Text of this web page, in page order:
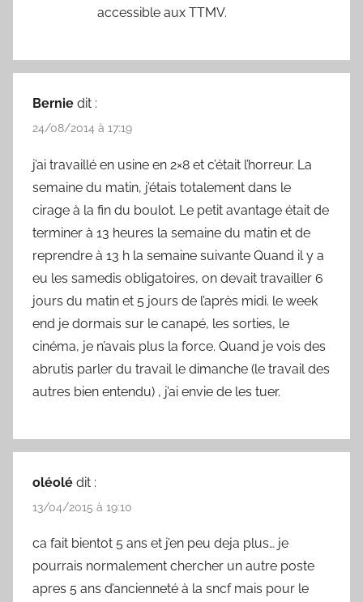
accessible aux TTMV.
Bernie dit :
24/08/2014 à 17:19
j’ai travaillé en usine en 2×8 et c’était l’horreur. La
semaine du matin, j’étais totalement dans le
cirage à la fin du boulot. Le petit avantage était de
terminer à 13 heures la semaine du matin et de
reprendre à 13 h la semaine suivante Quand il y a
eu les samedis obligatoires, on devait travailler 6
jours du matin et 5 jours de l’après midi. le week
end je dormais sur le canapé, les sorties, le
cinéma, je n’avais plus la force. Quand je vois des
abrutis parler du travail le dimanche (le travail des
autres bien entendu) , j’ai envie de les tuer.
oléolé dit :
13/04/2015 à 19:10
ca fait bientot 5 ans et j’en peu deja plus… je
pourrais normalement chercher un autre poste
apres 5 ans d’ancienneté à la sncf mais pour le